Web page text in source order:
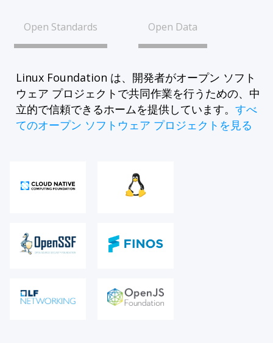
Open Standards Open Data
Linux Foundation は、開発者がオープン ソフト
ウェア プロジェクトで共同作業を行うための、中
立的で信頼できるホームを提供しています。 すべ
てのオープン ソフトウェア プロジェクトを見る